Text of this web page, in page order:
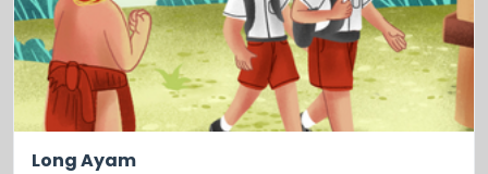
Long Ayam